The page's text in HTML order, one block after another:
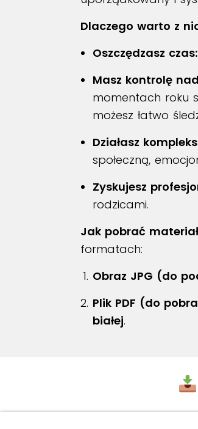
Dlaczego warto z
Oszczędzasz czas:
Masz kontrolę
momentach roku
możesz łatwo
Działasz
społeczną,
Zyskujesz
rodzicami.
Jak pobrać
formatach:
Obraz JPG (do
Plik PDF (do
białej.